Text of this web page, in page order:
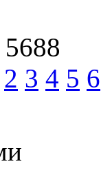
2 3 4 5 6